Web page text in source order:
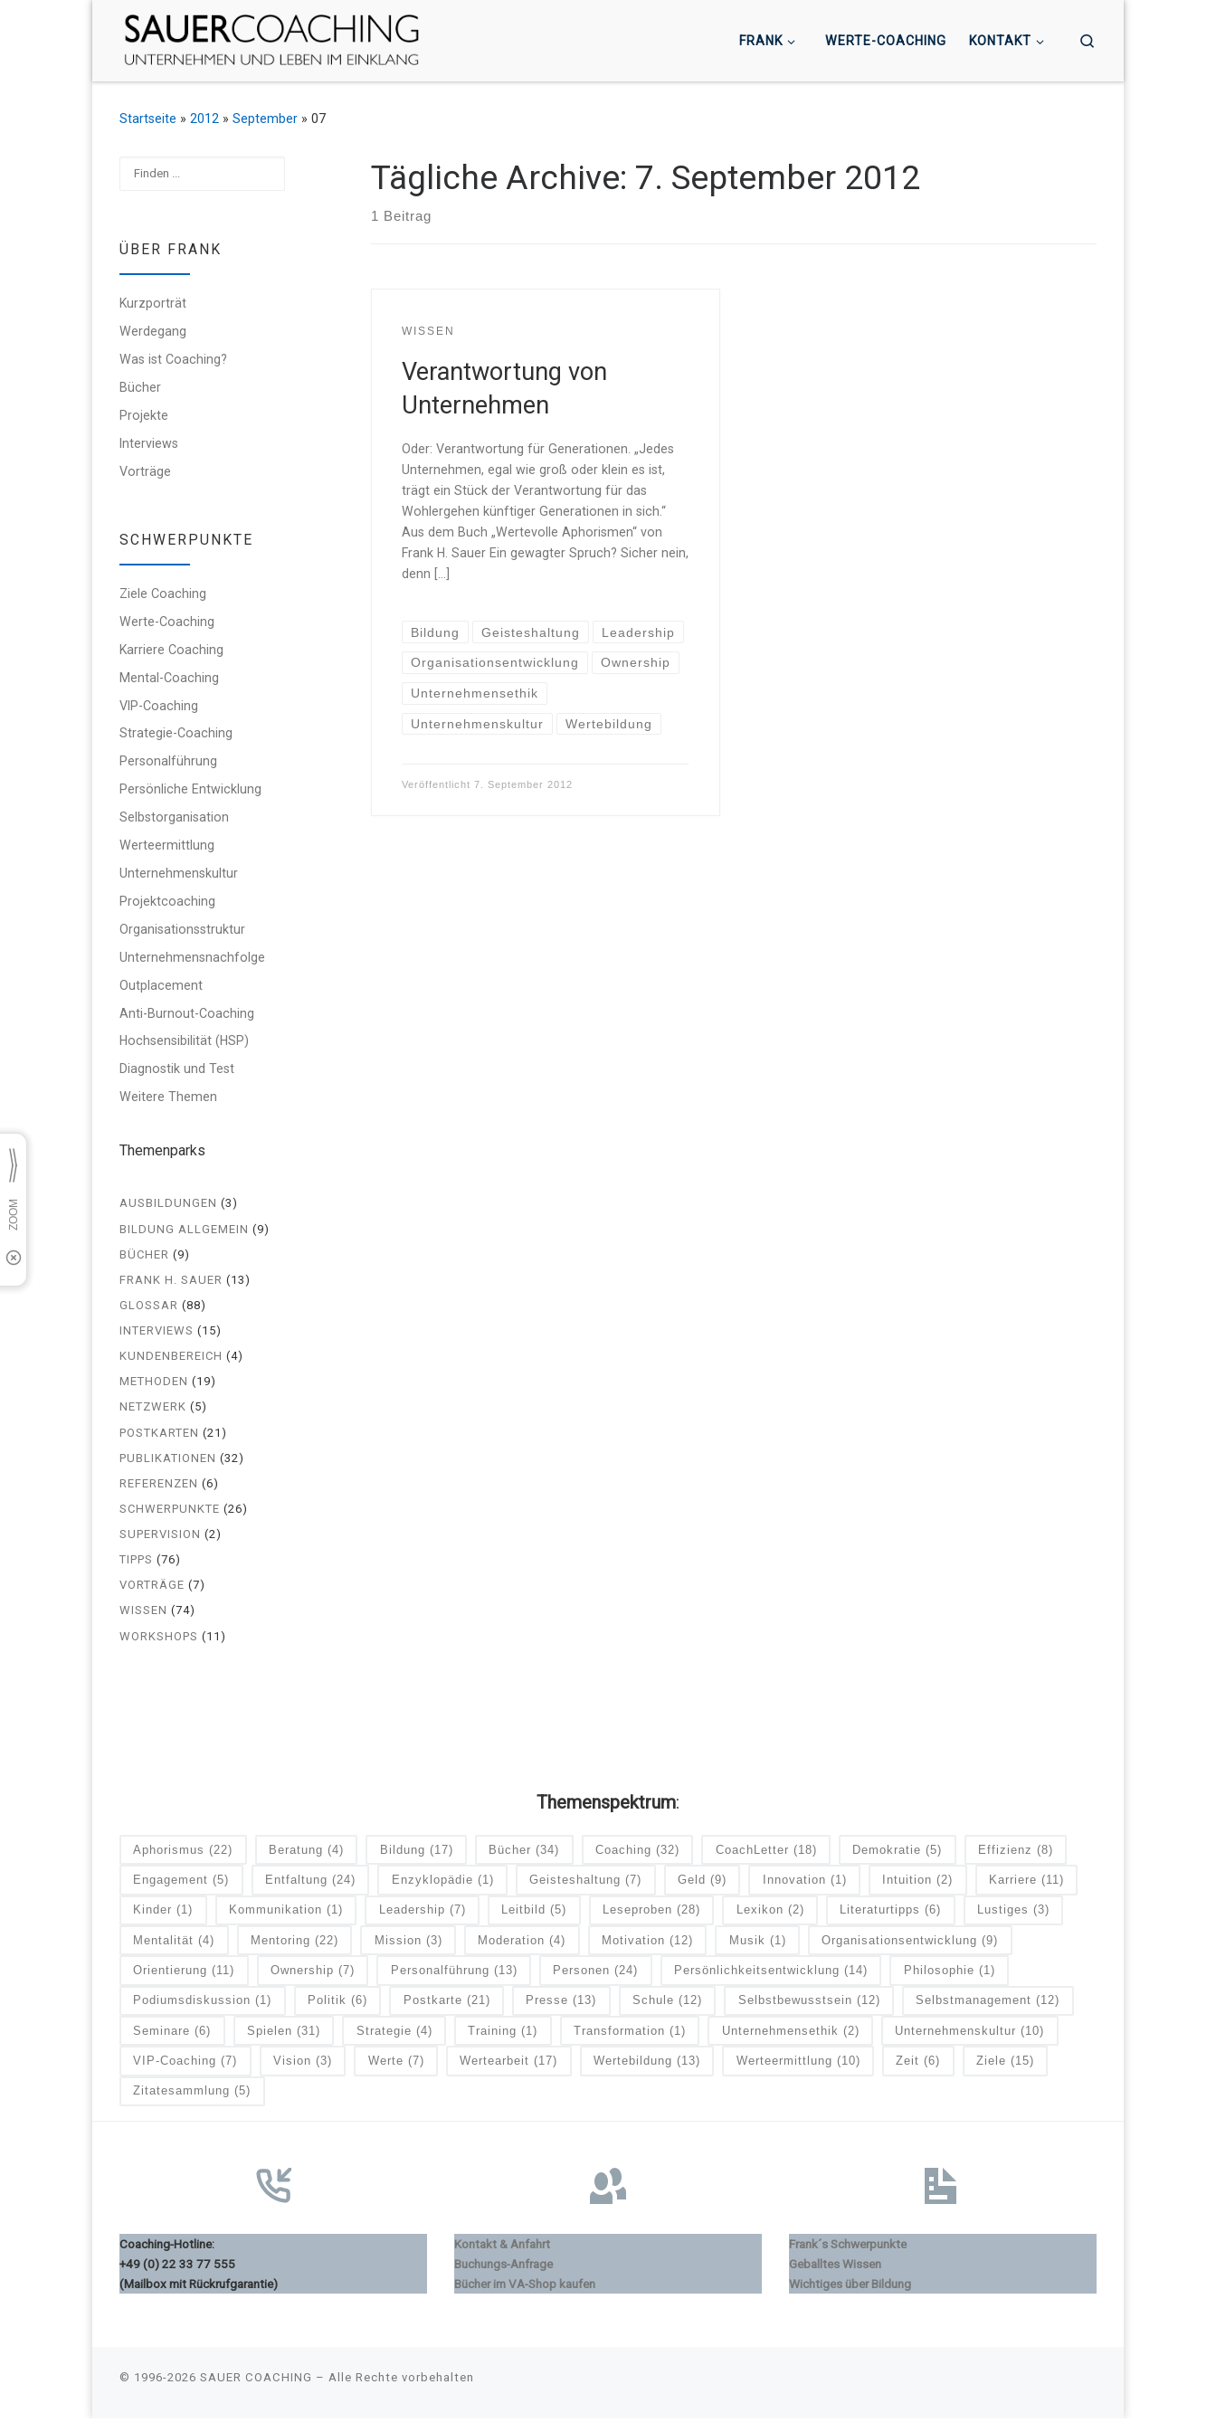
Zum Inhalt springen
FRANK WERTE-COACHING KONTAKT
Startseite » 2012 » September » 07
Tägliche Archive: 7. September 2012
1 Beitrag
WISSEN
Verantwortung von
Unternehmen
Oder: Verantwortung für Generationen. „Jedes
Unternehmen, egal wie groß oder klein es ist,
trägt ein Stück der Verantwortung für das
Wohlergehen künftiger Generationen in sich.“
Aus dem Buch „Wertevolle Aphorismen“ von
Frank H. Sauer Ein gewagter Spruch? Sicher nein,
denn […]
Bildung Geisteshaltung Leadership
Organisationsentwicklung Ownership
Unternehmensethik
Unternehmenskultur Wertebildung
Veröffentlicht 7. September 2012
ÜBER FRANK
Kurzporträt
Werdegang
Was ist Coaching?
Bücher
Projekte
Interviews
Vorträge
SCHWERPUNKTE
Ziele Coaching
Werte-Coaching
Karriere Coaching
Mental-Coaching
VIP-Coaching
Strategie-Coaching
Personalführung
Persönliche Entwicklung
Selbstorganisation
Werteermittlung
Unternehmenskultur
Projektcoaching
Organisationsstruktur
Unternehmensnachfolge
Outplacement
Anti-Burnout-Coaching
Hochsensibilität (HSP)
Diagnostik und Test
Weitere Themen
Themenparks
AUSBILDUNGEN (3)
BILDUNG ALLGEMEIN (9)
BÜCHER (9)
FRANK H. SAUER (13)
GLOSSAR (88)
INTERVIEWS (15)
KUNDENBEREICH (4)
METHODEN (19)
NETZWERK (5)
POSTKARTEN (21)
PUBLIKATIONEN (32)
REFERENZEN (6)
SCHWERPUNKTE (26)
SUPERVISION (2)
TIPPS (76)
VORTRÄGE (7)
WISSEN (74)
WORKSHOPS (11)
Themenspektrum:
Aphorismus (22) Beratung (4) Bildung (17) Bücher (34) Coaching (32) CoachLetter (18) Demokratie (5) Effizienz (8)
Engagement (5) Entfaltung (24) Enzyklopädie (1) Geisteshaltung (7) Geld (9) Innovation (1) Intuition (2) Karriere (11)
Kinder (1) Kommunikation (1) Leadership (7) Leitbild (5) Leseproben (28) Lexikon (2) Literaturtipps (6) Lustiges (3)
Mentalität (4) Mentoring (22) Mission (3) Moderation (4) Motivation (12) Musik (1) Organisationsentwicklung (9)
Orientierung (11) Ownership (7) Personalführung (13) Personen (24) Persönlichkeitsentwicklung (14) Philosophie (1)
Podiumsdiskussion (1) Politik (6) Postkarte (21) Presse (13) Schule (12) Selbstbewusstsein (12) Selbstmanagement (12)
Seminare (6) Spielen (31) Strategie (4) Training (1) Transformation (1) Unternehmensethik (2) Unternehmenskultur (10)
VIP-Coaching (7) Vision (3) Werte (7) Wertearbeit (17) Wertebildung (13) Werteermittlung (10) Zeit (6) Ziele (15)
Zitatesammlung (5)
Coaching-Hotline:
+49 (0) 22 33 77 555
(Mailbox mit Rückrufgarantie)
Kontakt & Anfahrt
Buchungs-Anfrage
Bücher im VA-Shop kaufen
Frank´s Schwerpunkte
Geballtes Wissen
Wichtiges über Bildung
© 1996-2026 SAUER COACHING – Alle Rechte vorbehalten